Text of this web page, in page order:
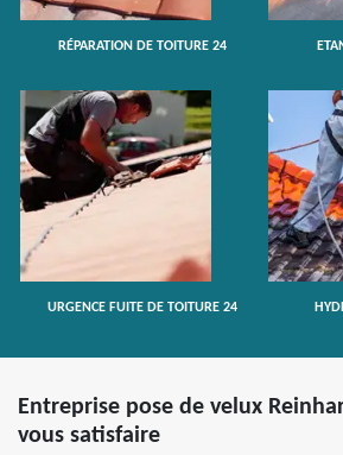
RÉPARATION DE TOITURE 24
URGENCE FUITE DE TOITURE 24
Entreprise pose de velux
vous satisfaire